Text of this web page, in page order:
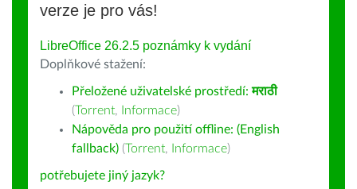
verze je pro vás!
LibreOffice 26.2.5 poznámky k vydání
Doplňkové stažení:
Přeložené uživatelské prostředí:मराठी
(Torrent, Informace)
Nápověda pro použití offline: (English
fallback) (Torrent, Informace)
potřebujete jiný jazyk?